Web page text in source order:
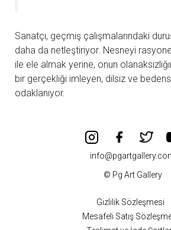
Sanatçı, geçmiş çalışmalarındaki
daha da netleştiriyor. Nesneyi
ile ele almak yerine, onun
bir gerçekliği imleyen, dilsiz ve
odaklanıyor.
© Pg Art Gallery
Gizlilik Sözleşmesi
Mesafeli Satış